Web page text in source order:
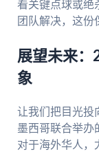
看关键点球或绝
团队解决，这份
展望未来：
象
让我们把目光投
墨西哥联合举办
对于海外华人，